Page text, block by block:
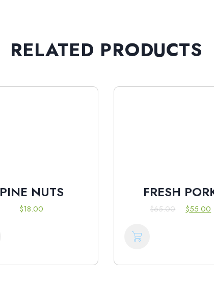
RELATED PRODUCTS
PINE NUTS
$18.00
FRESH
$65.00 $55.00